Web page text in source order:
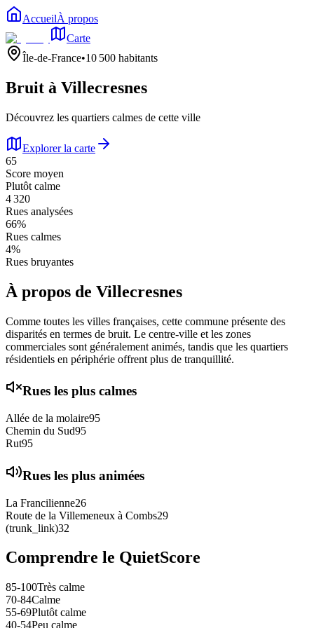
AccueilÀ propos
Carte
Île-de-France•10 500 habitants
Bruit à Villecresnes
Découvrez les quartiers calmes de cette ville
Explorer la carte
65
Score moyen
Plutôt calme
4 320
Rues analysées
66%
Rues calmes
4%
Rues bruyantes
À propos de Villecresnes
Comme toutes les villes françaises, cette commune présente des
disparités en termes de bruit. Le centre-ville et les zones
commerciales sont généralement animés, tandis que les quartiers
résidentiels en périphérie offrent plus de tranquillité.
Rues les plus calmes
Allée de la molaire95
Chemin du Sud95
Rut95
Rues les plus animées
La Francilienne26
Route de la Villemeneux à Combs29
(trunk_link)32
Comprendre le QuietScore
85-100Très calme
70-84Calme
55-69Plutôt calme
40-54Peu calme